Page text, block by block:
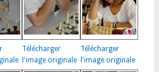
Télécharger
l'image originale
Télécharger
l'image originale